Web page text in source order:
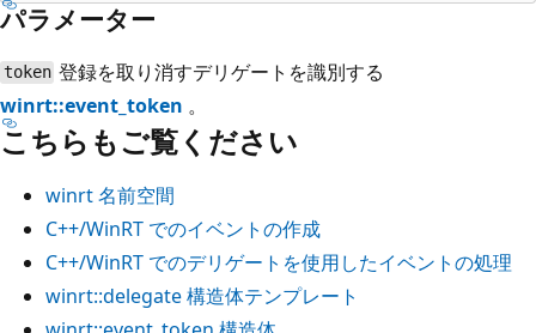
パラメーター
token 登録を取り消すデリゲートを識別する
winrt::event_token 。
こちらもご覧ください
winrt 名前空間
C++/WinRT でのイベントの作成
C++/WinRT でのデリゲートを使用したイベントの処理
winrt::delegate 構造体テンプレート